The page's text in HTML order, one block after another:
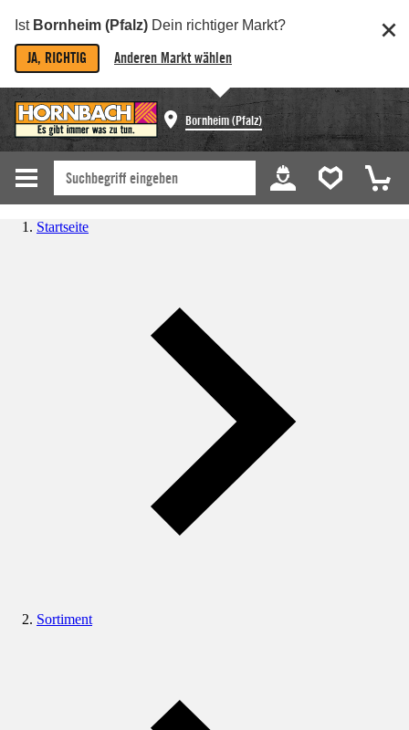
Ist Bornheim (Pfalz) Dein richtiger Markt?
JA, RICHTIG Anderen Markt wählen
Bornheim (Pfalz)
Startseite
Sortiment